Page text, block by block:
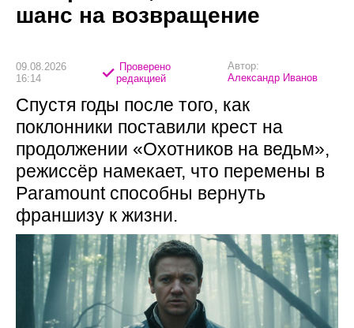
шанс на возвращение
09.08.2026
16:14
Проверено
редакцией
Автор:
Александр Иванов
Спустя годы после того, как
поклонники поставили крест на
продолжении «Охотников на ведьм»,
режиссёр намекает, что перемены в
Paramount способны вернуть
франшизу к жизни.